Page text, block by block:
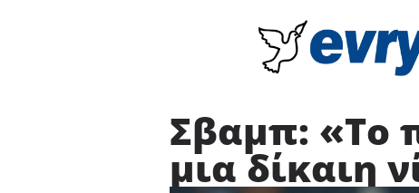
Σβαμπ: «Το
μια δίκαιη